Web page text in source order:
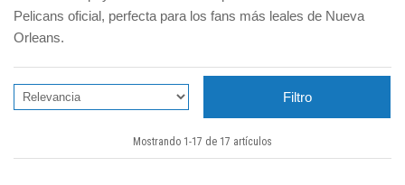
Pelicans oficial, perfecta para los fans más leales de Nueva
Orleans.
Filtro
Mostrando 1-17 de 17 artículos